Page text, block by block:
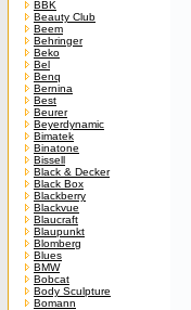
BBK
Beauty Club
Beem
Behringer
Beko
Bel
Benq
Bernina
Best
Beurer
Beyerdynamic
Bimatek
Binatone
Bissell
Black & Decker
Black Box
Blackberry
Blackvue
Blaucraft
Blaupunkt
Blomberg
Blues
BMW
Bobcat
Body Sculpture
Bomann